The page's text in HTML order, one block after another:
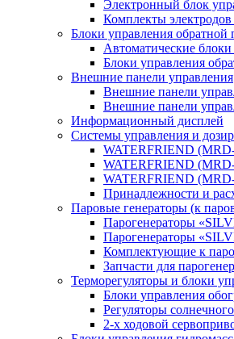
Электронный блок
Комплекты электродов
Блоки управления обратной
Автоматические
Блоки управления
Внешние панели управления
Внешние панели
Внешние панели
Информационный дисплей
Системы управления и
WATERFRIEND
WATERFRIEND
WATERFRIEND
Принадлежности и
Паровые генераторы (к
Парогенераторы
Парогенераторы
Комплектующие к
Запчасти для
Терморегуляторы и блоки
Блоки управления
Регуляторы
2-х ходовой